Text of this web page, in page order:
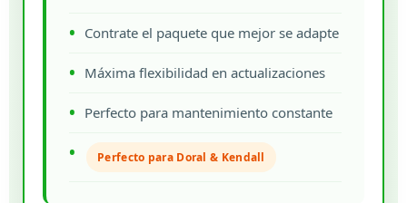
Contrate el paquete que mejor se adapte
Máxima flexibilidad en actualizaciones
Perfecto para mantenimiento constante
Perfecto para Doral & Kendall